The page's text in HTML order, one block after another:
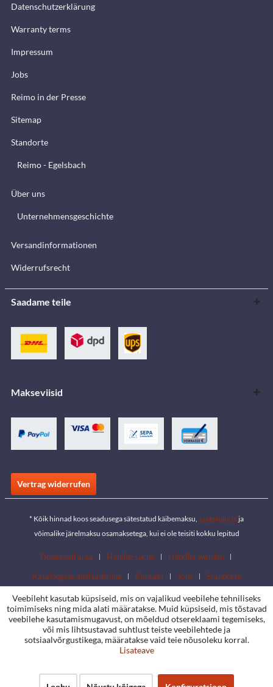
Datenschutzerklärung
Warranty terms
Impressum
Jobs
Reimo in der Presse
Sitemap
Standorte
Reimo - Egelsbach
Über uns
Unternehmensgeschichte
Versandinformationen
Widerrufsrecht
Saadame teile
Makseviisid
Vertrag widerrufen
* Kõik hinnad koos seadusega sätestatud käibemaksu, saatekulude ja
võimalike järelmaksu osamaksetega, kui ei ole teisiti kokku lepitud
Download area Händlersuche
Händler werden
Kataloogide allalaadimine
Kontakt Jobs Standorte
Veebileht kasutab küpsiseid, mis on vajalikud veebilehe tehniliseks
toimimiseks ning mida alati määratakse. Muid küpsiseid, mis tõstavad
veebilehe kasutamismugavust, on mõeldud otsereklaami tegemiseks,
või mis lihtsustavad suhtlust teiste veebilehtede ja
sotsiaalvõrgustikega, määratakse vaid teie nõusoleku korral.
Lisateave